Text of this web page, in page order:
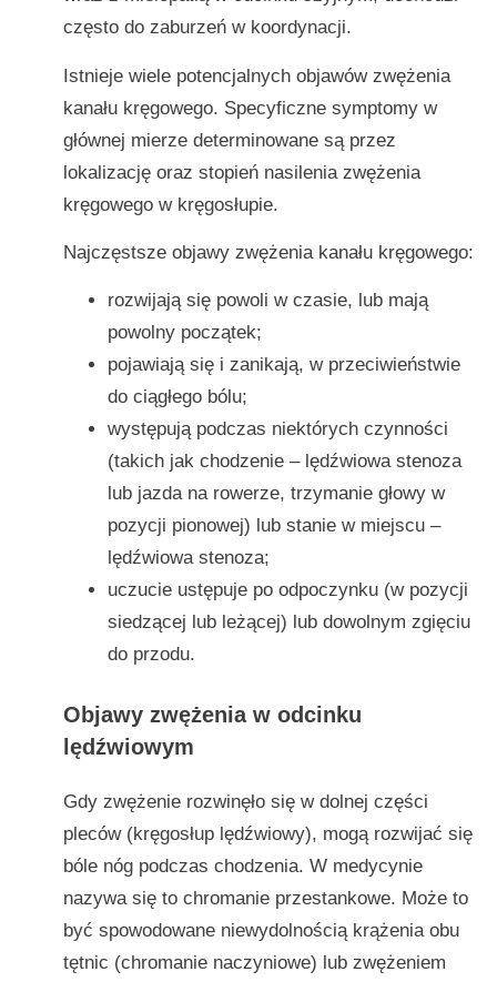
często do zaburzeń w koordynacji.
Istnieje wiele potencjalnych objawów zwężenia
kanału kręgowego. Specyficzne symptomy w
głównej mierze determinowane są przez
lokalizację oraz stopień nasilenia zwężenia
kręgowego w kręgosłupie.
Najczęstsze objawy zwężenia kanału kręgowego:
rozwijają się powoli w czasie, lub mają
powolny początek;
pojawiają się i zanikają, w przeciwieństwie
do ciągłego bólu;
występują podczas niektórych czynności
(takich jak chodzenie – lędźwiowa stenoza
lub jazda na rowerze, trzymanie głowy w
pozycji pionowej) lub stanie w miejscu –
lędźwiowa stenoza;
uczucie ustępuje po odpoczynku (w pozycji
siedzącej lub leżącej) lub dowolnym zgięciu
do przodu.
Objawy zwężenia w odcinku
lędźwiowym
Gdy zwężenie rozwinęło się w dolnej części
pleców (kręgosłup lędźwiowy), mogą rozwijać się
bóle nóg podczas chodzenia. W medycynie
nazywa się to chromanie przestankowe. Może to
być spowodowane niewydolnością krążenia obu
tętnic (chromanie naczyniowe) lub zwężeniem